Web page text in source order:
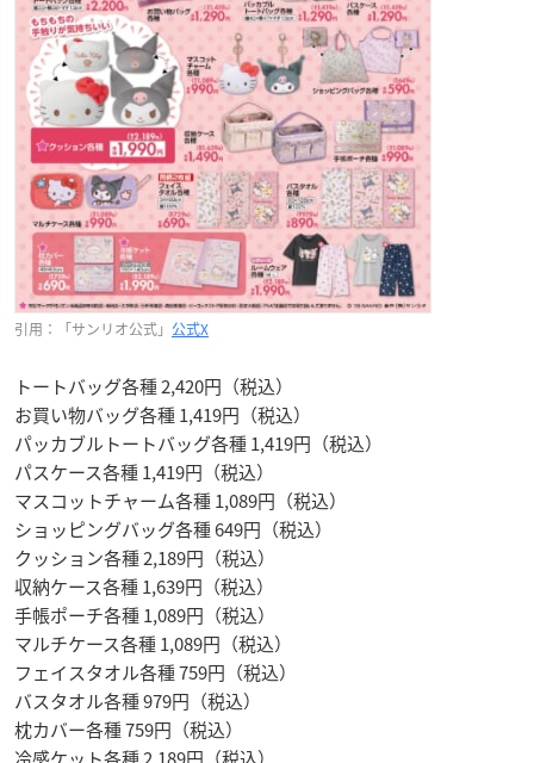
引用：「サンリオ公式」 公式X
トートバッグ各種 2,420円（税込）
お買い物バッグ各種 1,419円（税込）
パッカブルトートバッグ各種 1,419円（税込）
パスケース各種 1,419円（税込）
マスコットチャーム各種 1,089円（税込）
ショッピングバッグ各種 649円（税込）
クッション各種 2,189円（税込）
収納ケース各種 1,639円（税込）
手帳ポーチ各種 1,089円（税込）
マルチケース各種 1,089円（税込）
フェイスタオル各種 759円（税込）
バスタオル各種 979円（税込）
枕カバー各種 759円（税込）